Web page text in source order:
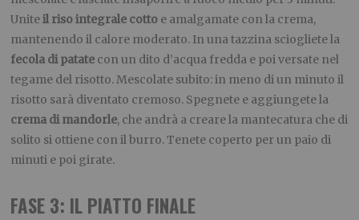
Uniteil riso integrale cotto e amalgamate con la crema,
mantenendo il calore moderato. In una tazzina sciogliete la
fecola di patate con un dito d’acqua fredda e poi versate nel
tegame del risotto. Mescolate subito: in meno di un minuto il
risotto sarà diventato cremoso. Spegnete e aggiungete la
crema di mandorle, che andrà a creare la mantecatura che di
solito si ottiene con il burro. Tenete coperto per un paio di
minuti e poi girate.
FASE 3: IL PIATTO FINALE